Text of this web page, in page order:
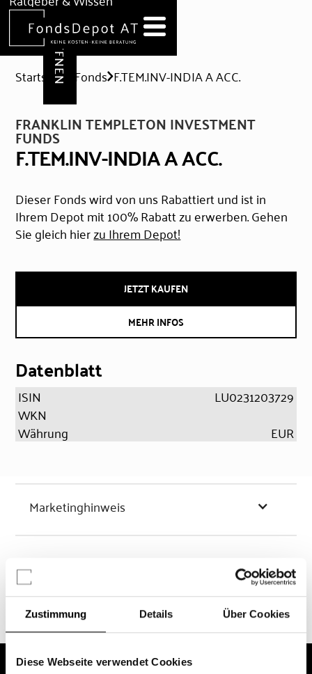
Zustimmung Details Über Cookies
Diese Webseite verwendet Cookies
Hilfe & Formulare
DEPOT ERÖFFNEN
Startseite Fonds F.TEM.INV-INDIA A ACC.
FRANKLIN TEMPLETON INVESTMENT
FUNDS
F.TEM.INV-INDIA A ACC.
Dieser Fonds wird von uns Rabattiert und ist in
Ihrem Depot mit 100% Rabatt zu erwerben. Gehen
Sie gleich hierzu Ihrem Depot!
JETZT KAUFEN
MEHR INFOS
Datenblatt
ISIN
LU0231203729
WKN
Währung
EUR
Marketinghinweis
Chancen & Risiken